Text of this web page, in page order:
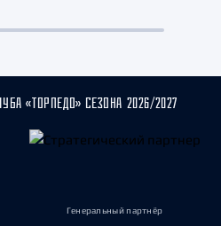
«ТОРПЕДО» СЕЗОНА 2026/2027
Генеральный партнёр